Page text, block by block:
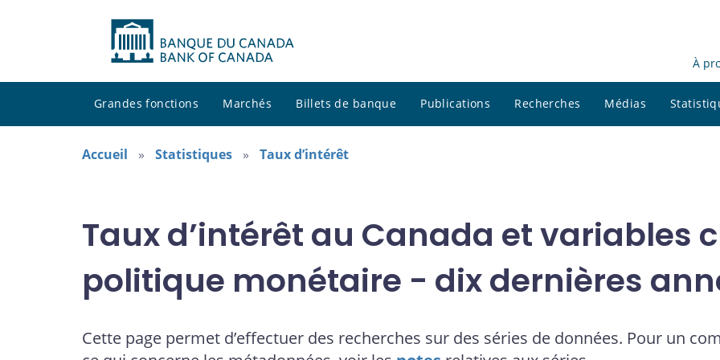
À
Grandes fonctions Marchés Billets de banque Publications Recherches Médias
Accueil Statistiques Taux d’intérêt
Taux d’intérêt au Canada et variables
politique monétaire - dix dernières
Cette page permet d’effectuer des recherches sur des séries de données. Pour un